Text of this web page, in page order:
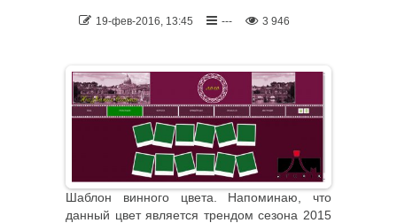
19-фев-2016, 13:45 --- 3 946
Шаблон винного цвета. Напоминаю, что
данный цвет является трендом сезона 2015